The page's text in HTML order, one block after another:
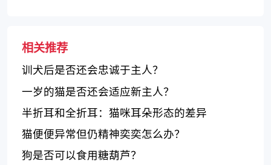
相关推荐
训犬后是否还会忠诚于主人？
一岁的猫是否还会适应新主人？
半折耳和全折耳：猫咪耳朵形态的差异
猫便便异常但仍精神奕奕怎么办？
狗是否可以食用糖葫芦？